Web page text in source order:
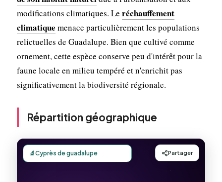
modifications climatiques. Le réchauffement
climatique menace particulièrement les populations
relictuelles de Guadalupe. Bien que cultivé comme
ornement, cette espèce conserve peu d'intérêt pour la
faune locale en milieu tempéré et n'enrichit pas
significativement la biodiversité régionale.
Répartition géographique